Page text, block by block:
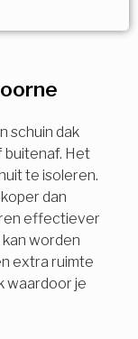
schuin dak
buitenaf. Het
te isoleren.
dan
effectiever
worden
extra ruimte
waardoor je
direct uw